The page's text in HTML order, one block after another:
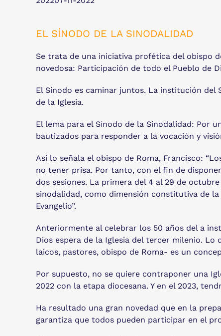
EL SÍNODO DE LA SINODALIDAD
Se trata de una iniciativa profética del obispo
novedosa: Participación de todo el Pueblo de
El Sínodo es caminar juntos. La institución del
de la Iglesia.
El lema para el Sínodo de la Sinodalidad: Por
bautizados para responder a la vocación y
Así lo señala el obispo de Roma, Francisco:
no tener prisa. Por tanto, con el fin de
dos sesiones. La primera del 4 al 29 de
sinodalidad, como dimensión constitutiva de
Evangelio”.
Anteriormente al celebrar los 50 años del a
Dios espera de la Iglesia del tercer milenio. Lo
laicos, pastores, obispo de Roma- es un
Por supuesto, no se quiere contraponer una
2022 con la etapa diocesana. Y en el 2023,
Ha resultado una gran novedad que en la
garantiza que todos pueden participar en el